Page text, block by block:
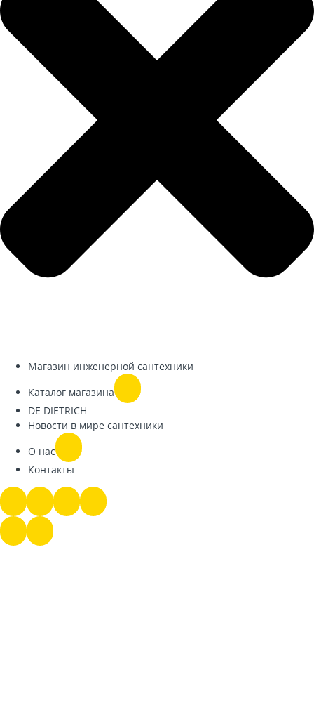
Магазин инженерной сантехники
Каталог магазина
DE DIETRICH
Новости в мире сантехники
О нас
Контакты